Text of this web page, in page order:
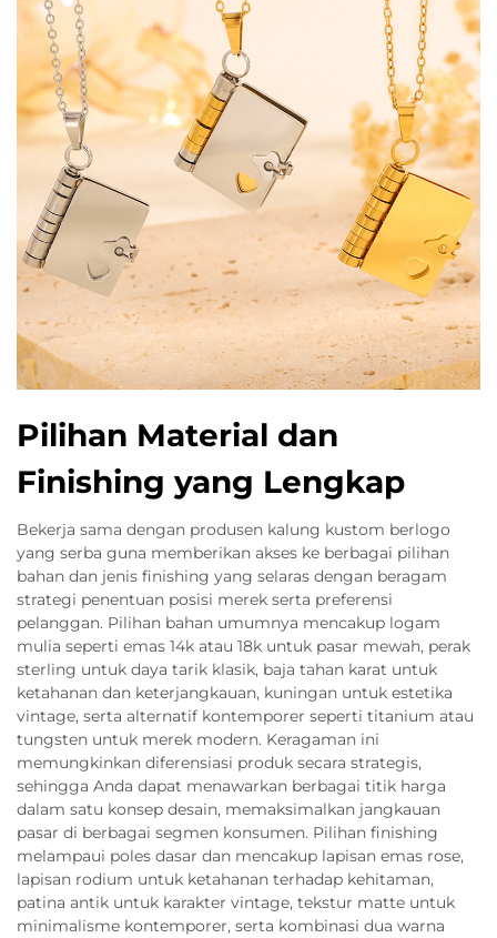
Pilihan Material dan
Finishing yang Lengkap
Bekerja sama dengan produsen kalung kustom berlogo
yang serba guna memberikan akses ke berbagai pilihan
bahan dan jenis finishing yang selaras dengan beragam
strategi penentuan posisi merek serta preferensi
pelanggan. Pilihan bahan umumnya mencakup logam
mulia seperti emas 14k atau 18k untuk pasar mewah, perak
sterling untuk daya tarik klasik, baja tahan karat untuk
ketahanan dan keterjangkauan, kuningan untuk estetika
vintage, serta alternatif kontemporer seperti titanium atau
tungsten untuk merek modern. Keragaman ini
memungkinkan diferensiasi produk secara strategis,
sehingga Anda dapat menawarkan berbagai titik harga
dalam satu konsep desain, memaksimalkan jangkauan
pasar di berbagai segmen konsumen. Pilihan finishing
melampaui poles dasar dan mencakup lapisan emas rose,
lapisan rodium untuk ketahanan terhadap kehitaman,
patina antik untuk karakter vintage, tekstur matte untuk
minimalisme kontemporer, serta kombinasi dua warna